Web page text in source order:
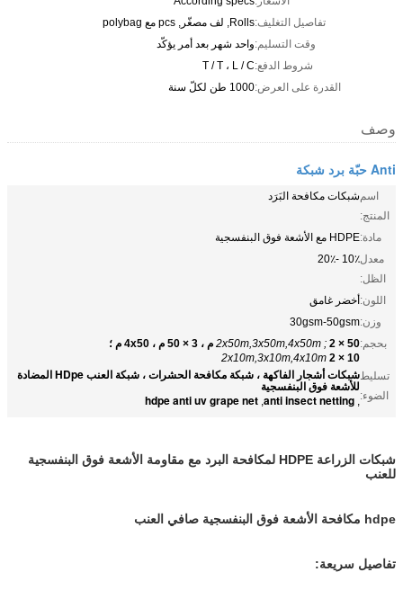
تفاصيل التغليف:Rolls, لف مصغّر, pcs مع polybag
وقت التسليم:واحد شهر بعد أمر يؤكّد
شروط الدفع:T / T ، L / C
القدرة على العرض:1000 طن لكلّ سنة
وصف
Anti حبّة برد شبكة
اسم
المنتج:
شبكات مكافحة البَرَد
مادة:HDPE مع الأشعة فوق البنفسجية
معدل
الظل:
10٪ -20٪
اللون:أخضر غامق
وزن:30gsm-50gsm
بحجم:
2x50m,3x50m,4x50m ; 2 × 50 م ، 3 × 50 م ، 4x50 م ؛
2x10m,3x10m,4x10m 2 × 10
تسليط
الضوء:
شبكات أشجار الفاكهة ، شبكة مكافحة الحشرات ، شبكة العنب HDpe المضادة
للأشعة فوق البنفسجية
,
anti insect netting
,
hdpe anti uv grape net
شبكات الزراعة HDPE لمكافحة البرد مع مقاومة الأشعة فوق البنفسجية
للعنب
hdpe مكافحة الأشعة فوق البنفسجية صافي العنب
تفاصيل سريعة: